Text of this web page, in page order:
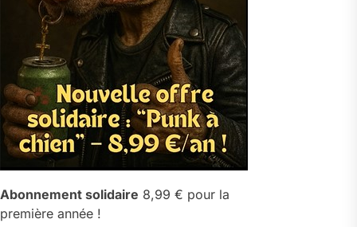
Abonnement solidaire 8,99 € pour la
première année !